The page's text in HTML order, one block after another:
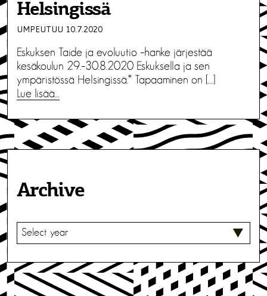
Helsingissä
UMPEUTUU 10.7.2020
Eskuksen Taide ja evoluutio –hanke järjestää
kesäkoulun 29.–30.8.2020 Eskuksella ja sen
ympäristössä Helsingissä.* Tapaaminen on […]
Lue lisää…
Archive
V
I
S